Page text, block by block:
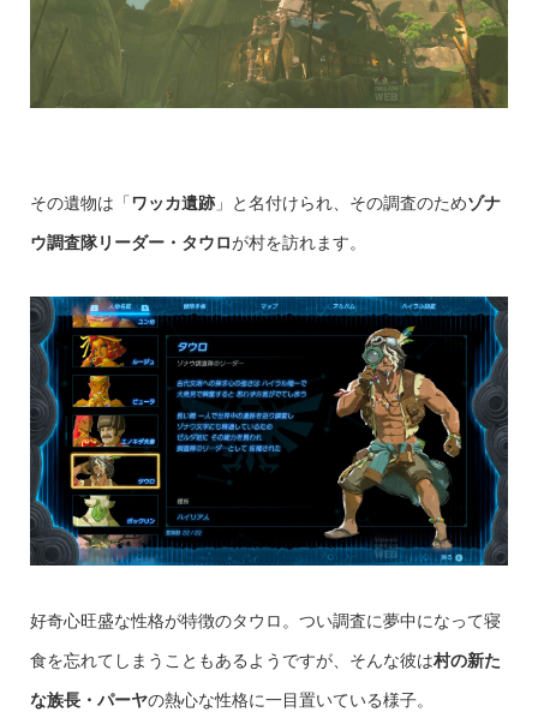
その遺物は「 ワッカ遺跡」と名付けられ、その調査のためゾナ
ウ調査隊リーダー・タウロが村を訪れます。
好奇心旺盛な性格が特徴のタウロ。つい調査に夢中になって寝
食を忘れてしまうこともあるようですが、そんな彼は村の新た
な族長・パーヤの熱心な性格に一目置いている様子。